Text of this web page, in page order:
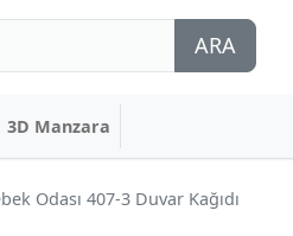
ARA
3D Manzara
Odası 407-3 Duvar Kağıdı